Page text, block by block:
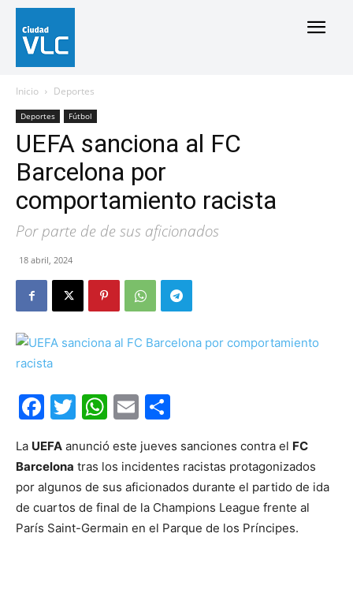
Inicio Deportes
Deportes Fútbol
UEFA sanciona al FC
Barcelona por
comportamiento racista
Por parte de de sus aficionados
18 abril, 2024
Facebook
Twitter
WhatsApp
Email
La UEFA anunció este jueves sanciones contra el FC
Barcelona tras los incidentes racistas protagonizados
por algunos de sus aficionados durante el partido de ida
de cuartos de final de la Champions League frente al
París Saint-Germain en el Parque de los Príncipes.